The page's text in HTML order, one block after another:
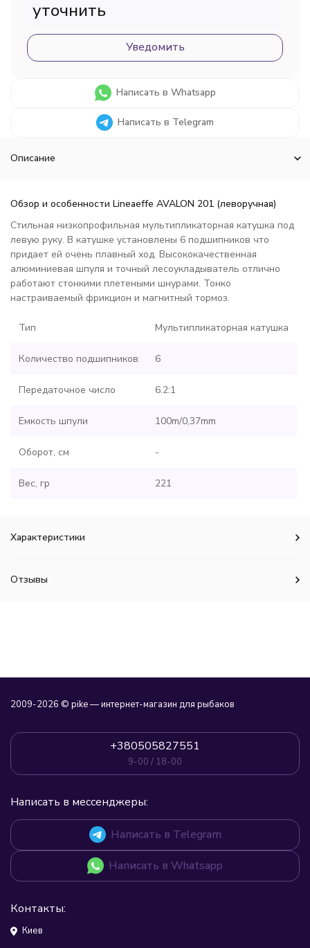
уточнить
Уведомить
Написать в Whatsapp
Написать в Telegram
Описание
Обзор и особенности Lineaeffe AVALON 201 (леворучная)
Стильная низкопрофильная мультипликаторная катушка под
левую руку. В катушке установлены 6 подшипников что
придает ей очень плавный ход. Высококачественная
алюминиевая шпуля и точный лесоукладыватель отлично
работают стонкими плетеными шнурами. Тонко
настраиваемый фрикцион и магнитный тормоз.
Тип Мультипликаторная катушка
Количество подшипников 6
Передаточное число 6.2:1
Емкость шпули 100m/0,37mm
Оборот, см -
Вес, гр 221
Характеристики
Отзывы
2009-2026 © pike — интернет-магазин для рыбаков
+380505827551
9-00 / 18-00
Написать в мессенджеры:
Написать в Telegram
Написать в Whatsapp
Контакты:
Киев